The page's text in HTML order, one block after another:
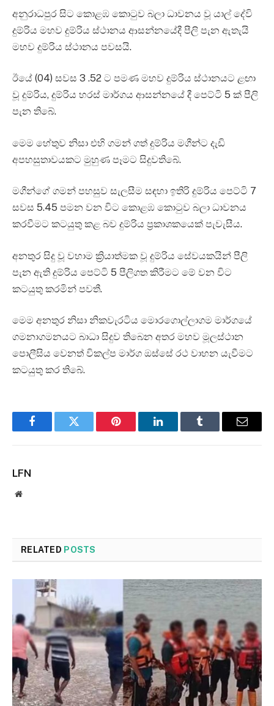
අනුරාධපුර සිට කොළඹ කොටුව බලා ධාවනය වූ යාල් දේවි
දුම්රිය මහව දුම්රිය ස්ථානය ආසන්නයේදී පීලි පැන ඇතැයි
මහව දුම්රිය ස්ථානය පවසයි.
ඊයේ (04) සවස 3 .52 ට පමණ මහව දුම්රිය ස්ථානයට ළඟා
වූ දුම්රිය, දුම්රිය හරස් මාර්ගය ආසන්නයේ දී පෙට්ටි 5 ක් පීලි
පැන තිබේ.
මෙම හේතුව නිසා එහි ගමන් ගත් දුම්රිය මගීන්ට දැඩි
අපහසුතාවයකට මුහුණ පෑමට සිදුවතිබේ.
මගීන්ගේ ගමන් පහසුව සැලසීම සඳහා ඉතිරි දුම්රිය පෙට්ටි 7
සවස 5.45 පමන වන විට කොළඹ කොටුව බලා ධාවනය
කරවීමට කටයුතු කළ බව දුම්රිය ප්‍රකාශකයෙක් පැවැසීය.
අනතුර සිදු වූ වහාම ක්‍රියාත්මක වූ දුම්රිය සේවයකයින් පීලි
පැන ඇති දුම්රිය පෙට්ටි 5 පීලිගත කිරීමට මේ වන විට
කටයුතු කරමින් පවතී.
මෙම අනතුර නිසා නිකවැරටිය මොරගොල්ලාගම මාර්ගයේ
ගමනාගමනයට බාධා සිදුව තිබෙන අතර මහව මූලස්ථාන
පොලීසිය වෙනත් විකල්ප මාර්ග ඔස්සේ රථ වාහන යැවීමට
කටයුතු කර තිබේ.
FacebookTwitter Pinterest LinkedInTumblr Email
LFN
Website
RELATED POSTS